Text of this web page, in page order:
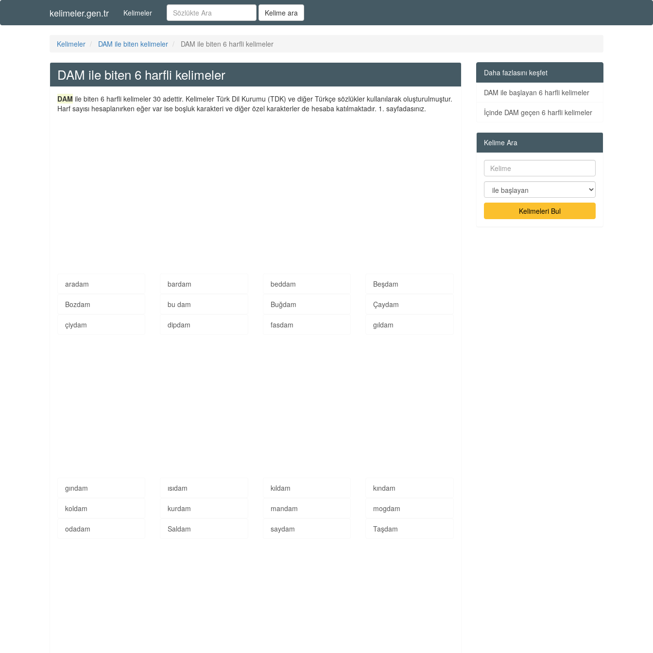
kelimeler.gen.tr Kelimeler Kelime ara
Kelimeler DAM ile biten kelimeler DAM ile biten 6 harfli kelimeler
DAM ile biten 6 harfli kelimeler
DAM ile biten 6 harfli kelimeler 30 adettir. Kelimeler Türk Dil Kurumu (TDK) ve diğer Türkçe sözlükler kullanılarak oluşturulmuştur.
Harf sayısı hesaplanırken eğer var ise boşluk karakteri ve diğer özel karakterler de hesaba katılmaktadır. 1. sayfadasınız.
aradam bardam beddam Beşdam
Bozdam bu dam Buğdam Çaydam
çiydam dipdam fasdam gıldam
gındam ısıdam kıldam kındam
koldam kurdam mandam mogdam
odadam Saldam saydam Taşdam
Daha fazlasını keşfet
DAM ile başlayan 6 harfli kelimeler
İçinde DAM geçen 6 harfli kelimeler
Kelime Ara
Kelimeleri Bul